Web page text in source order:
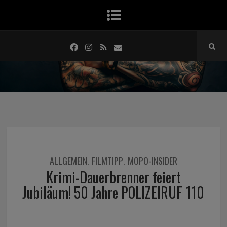
ALLGEMEIN, FILMTIPP, MOPO-INSIDER
Krimi-Dauerbrenner feiert
Jubiläum! 50 Jahre POLIZEIRUF 110